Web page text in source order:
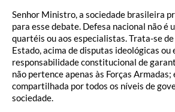
Senhor Ministro, a sociedade brasileira
para esse debate. Defesa nacional não é
quartéis ou aos especialistas. Trata-se
Estado, acima de disputas ideológicas ou
responsabilidade constitucional de
não pertence apenas às Forças Armadas;
compartilhada por todos os níveis de
sociedade.